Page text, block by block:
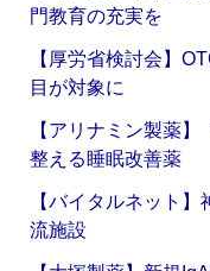
門教育の充実を
【厚労省検討会】
目が対象に
【アリナミン製薬
整える睡眠改善薬
【バイタルネット
流施設